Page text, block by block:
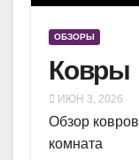
ОБЗОРЫ
Ковры
ИЮН 3, 2026
Обзор
комната